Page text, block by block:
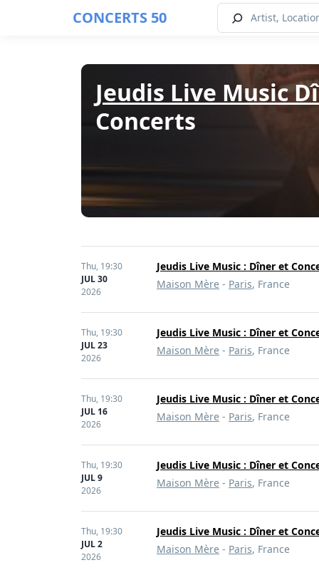
CONCERTS 50
Jeudis Live Music
Concerts
Thu, 19:30
JUL 30
2026
Jeudis Live Music : Dîner et
Maison Mère - Paris, France
Thu, 19:30
JUL 23
2026
Jeudis Live Music : Dîner et
Maison Mère - Paris, France
Thu, 19:30
JUL 16
2026
Jeudis Live Music : Dîner et
Maison Mère - Paris, France
Thu, 19:30
JUL 9
2026
Jeudis Live Music : Dîner et
Maison Mère - Paris, France
Thu, 19:30
JUL 2
2026
Jeudis Live Music : Dîner et
Maison Mère - Paris, France